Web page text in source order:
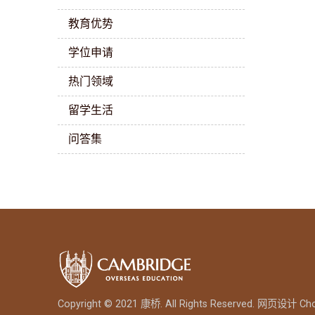
教育优势
学位申请
热门领域
留学生活
问答集
Copyright © 2021 康桥. All Rights Reserved. 网页设计